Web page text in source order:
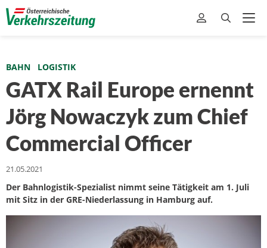
BAHN LOGISTIK
GATX Rail Europe ernennt
Jörg Nowaczyk zum Chief
Commercial Officer
21.05.2021
Der Bahnlogistik-Spezialist nimmt seine Tätigkeit am 1. Juli
mit Sitz in der GRE-Niederlassung in Hamburg auf.